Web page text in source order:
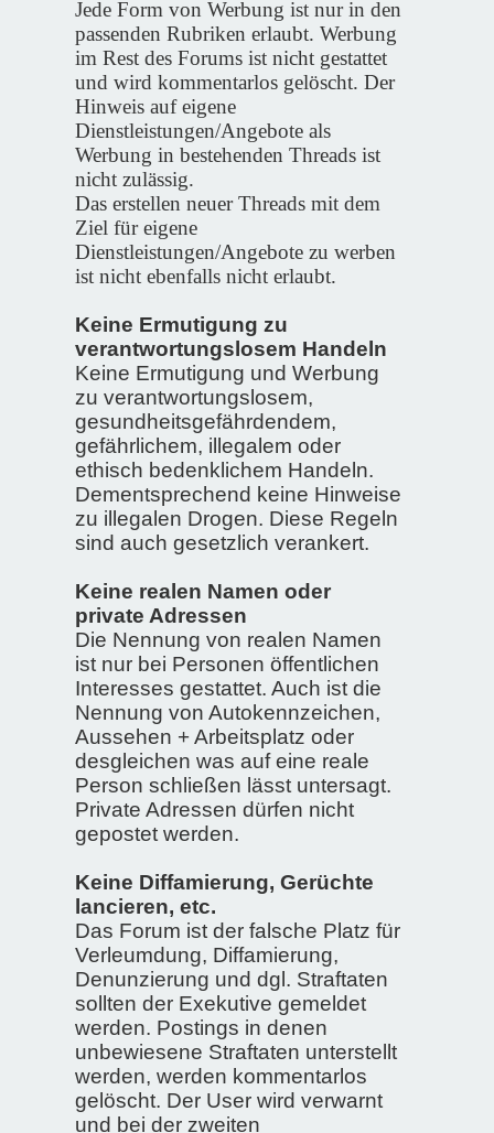
Jede Form von Werbung ist nur in den
passenden Rubriken erlaubt. Werbung
im Rest des Forums ist nicht gestattet
und wird kommentarlos gelöscht. Der
Hinweis auf eigene
Dienstleistungen/Angebote als
Werbung in bestehenden Threads ist
nicht zulässig.
Das erstellen neuer Threads mit dem
Ziel für eigene
Dienstleistungen/Angebote zu werben
ist nicht ebenfalls nicht erlaubt.
Keine Ermutigung zu
verantwortungslosem Handeln
Keine Ermutigung und Werbung
zu verantwortungslosem,
gesundheitsgefährdendem,
gefährlichem, illegalem oder
ethisch bedenklichem Handeln.
Dementsprechend keine Hinweise
zu illegalen Drogen. Diese Regeln
sind auch gesetzlich verankert.
Keine realen Namen oder
private Adressen
Die Nennung von realen Namen
ist nur bei Personen öffentlichen
Interesses gestattet. Auch ist die
Nennung von Autokennzeichen,
Aussehen + Arbeitsplatz oder
desgleichen was auf eine reale
Person schließen lässt untersagt.
Private Adressen dürfen nicht
gepostet werden.
Keine Diffamierung, Gerüchte
lancieren, etc.
Das Forum ist der falsche Platz für
Verleumdung, Diffamierung,
Denunzierung und dgl. Straftaten
sollten der Exekutive gemeldet
werden. Postings in denen
unbewiesene Straftaten unterstellt
werden, werden kommentarlos
gelöscht. Der User wird verwarnt
und bei der zweiten